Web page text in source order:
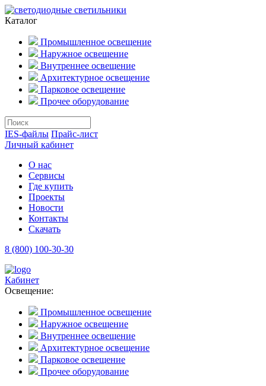
Каталог
Промышленное освещение
Наружное освещение
Внутреннее освещение
Архитектурное освещение
Парковое освещение
Прочее оборудование
IES-файлы Прайс-лист
Личный кабинет
О нас
Сервисы
Где купить
Проекты
Новости
Контакты
Скачать
8 (800) 100-30-30
Кабинет
Освещение:
Промышленное освещение
Наружное освещение
Внутреннее освещение
Архитектурное освещение
Парковое освещение
Прочее оборудование